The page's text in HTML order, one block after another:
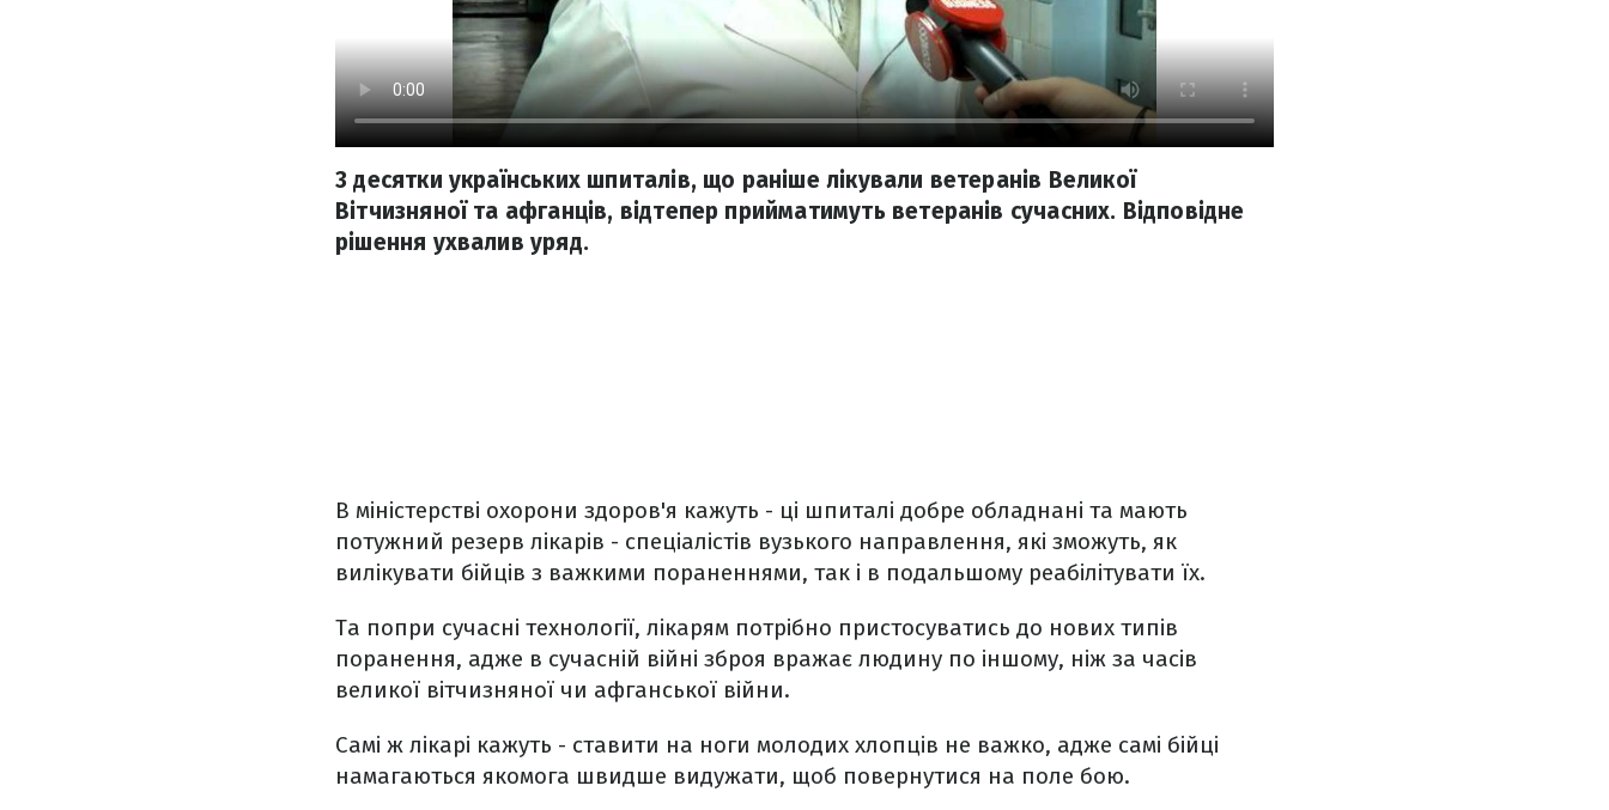
3 десятки українських шпиталів, що раніше лікували ветеранів Великої
Вітчизняної та афганців, відтепер прийматимуть ветеранів сучасних. Відповідне
рішення ухвалив уряд.
В міністерстві охорони здоров'я кажуть - ці шпиталі добре обладнані та мають
потужний резерв лікарів - спеціалістів вузького направлення, які зможуть, як
вилікувати бійців з важкими пораненнями, так і в подальшому реабілітувати їх.
Та попри сучасні технології, лікарям потрібно пристосуватись до нових типів
поранення, адже в сучасній війні зброя вражає людину по іншому, ніж за часів
великої вітчизняної чи афганської війни.
Самі ж лікарі кажуть - ставити на ноги молодих хлопців не важко, адже самі бійці
намагаються якомога швидше видужати, щоб повернутися на поле бою.